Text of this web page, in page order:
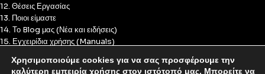
12. Θέσεις Εργασίας
13. Ποιοι είμαστε
14. Το Blog μας (Νέα και ειδήσεις)
15. Εγχειρίδια χρήσης (Manuals)
17. Πολιτική Cookies
Χρησιμοποιούμε cookies για να σας προσφέρουμε την
καλύτερη εμπειρία χρήσης στον ιστότοπό μας. Μπορείτε να